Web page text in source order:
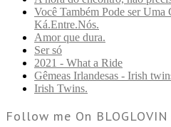
Você Também Pode ser
Ká.Entre.Nós.
Amor que dura.
Ser só
2021 - What a Ride
Gêmeas Irlandesas - Irish
Irish Twins.
Follow me On BLOGLOVIN